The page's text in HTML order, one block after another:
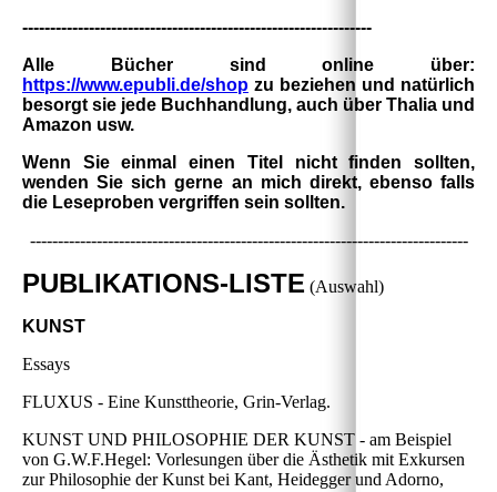
---------------------------------------------------------------
Alle Bücher sind online über:
https://www.epubli.de/shop zu beziehen und natürlich
besorgt sie jede Buchhandlung, auch über Thalia und
Amazon usw.
Wenn Sie einmal einen Titel nicht finden sollten,
wenden Sie sich gerne an mich direkt, ebenso falls
die Leseproben vergriffen sein sollten.
-------------------------------------------------------------------------------
PUBLIKATIONS-LISTE (Auswahl)
KUNST
Essays
FLUXUS - Eine Kunsttheorie, Grin-Verlag.
KUNST UND PHILOSOPHIE DER KUNST - am Beispiel
von G.W.F.Hegel: Vorlesungen über die Ästhetik mit Exkursen
zur Philosophie der Kunst bei Kant, Heidegger und Adorno,